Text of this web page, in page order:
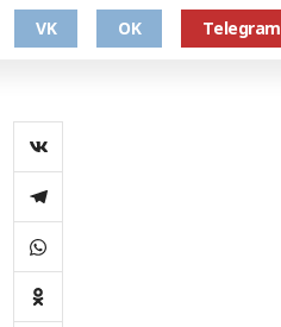
VK OK Telegram